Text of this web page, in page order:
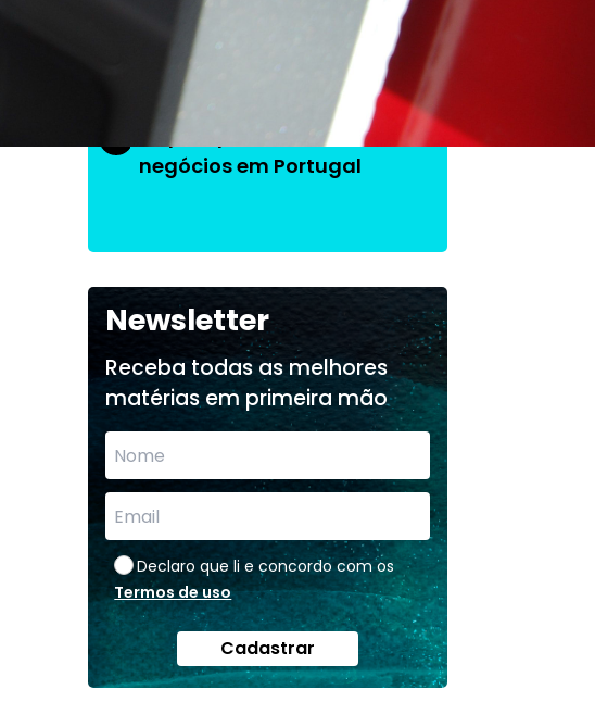
Fim da Era do "Boa Gente"
na Empresa
O que aprendi fazendo
negócios em Portugal
Newsletter
Receba todas as melhores
matérias em primeira mão
Declaro que li e concordo com os
Termos de uso
Cadastrar